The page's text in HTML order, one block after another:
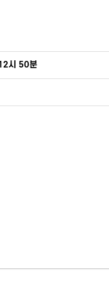
시 50분